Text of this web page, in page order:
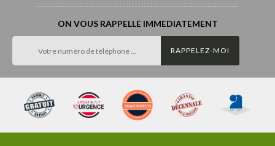
ON VOUS RAPPELLE IMMEDIATEMENT